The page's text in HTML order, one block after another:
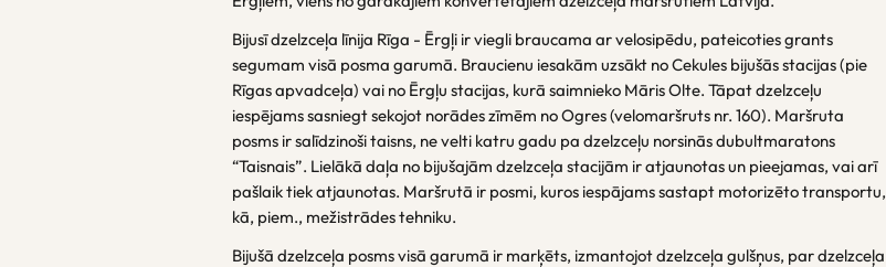
Bijusī dzelzceļa līnija Rīga - Ērgļi ir viegli braucama ar velosipēdu, pateicoties grants
segumam visā posma garumā. Braucienu iesakām uzsākt no Cekules bijušās stacijas (pie
Rīgas apvadceļa) vai no Ērgļu stacijas, kurā saimnieko Māris Olte. Tāpat dzelzceļu
iespējams sasniegt sekojot norādes zīmēm no Ogres (velomaršruts nr. 160). Maršruta
posms ir salīdzinoši taisns, ne velti katru gadu pa dzelzceļu norsinās dubultmaratons
“Taisnais”. Lielākā daļa no bijušajām dzelzceļa stacijām ir atjaunotas un pieejamas, vai arī
pašlaik tiek atjaunotas. Maršrutā ir posmi, kuros iespājams sastapt motorizēto transportu,
kā, piem., mežistrādes tehniku.
Bijušā dzelzceļa posms visā garumā ir marķēts, izmantojot dzelzceļa gulšņus, par dzelzceļa